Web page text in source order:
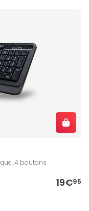
4 boutons
19€95